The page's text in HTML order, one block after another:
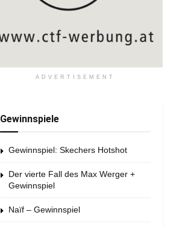
ADVERTISEMENT
Gewinnspiele
Gewinnspiel: Skechers Hotshot
Der vierte Fall des Max Werger +
Gewinnspiel
Naïf – Gewinnspiel